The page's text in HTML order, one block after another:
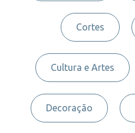
Cortes
Cultura e Artes
Decoração